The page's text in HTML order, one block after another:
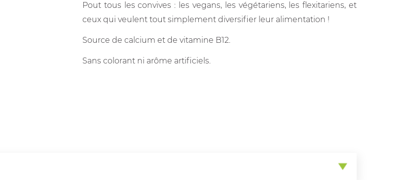
Pout tous les convives : les vegans, les végétariens, les flexitariens, et
ceux qui veulent tout simplement diversifier leur alimentation !
Source de calcium et de vitamine B12.
Sans colorant ni arôme artificiels.